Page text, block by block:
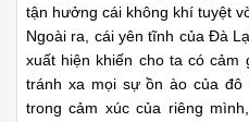
tận hưởng cái không khí tuyệt
Ngoài ra, cái yên tĩnh của Đà
xuất hiện khiến cho ta có cảm
tránh xa mọi sự ồn ào của đô
trong cảm xúc của riêng